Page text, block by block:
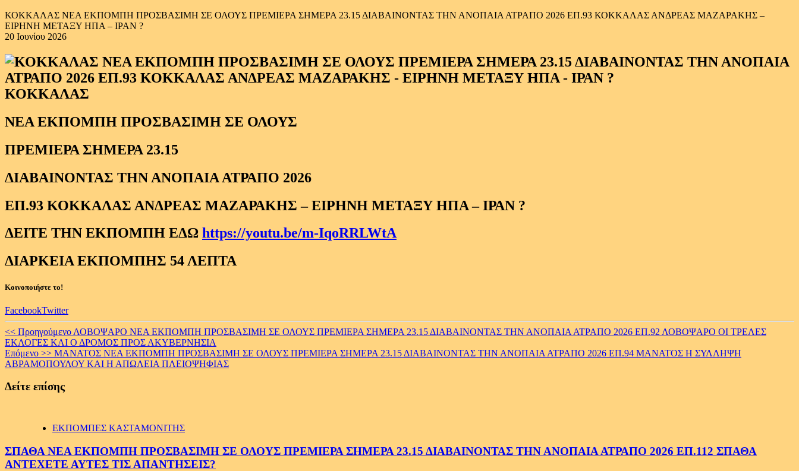
ΚΟΚΚΑΛΑΣ ΝΕΑ ΕΚΠΟΜΠΗ ΠΡΟΣΒΑΣΙΜΗ ΣΕ ΟΛΟΥΣ ΠΡΕΜΙΕΡΑ ΣΗΜΕΡΑ 23.15 ΔΙΑΒΑΙΝΟΝΤΑΣ ΤΗΝ ΑΝΟΠΑΙΑ ΑΤΡΑΠΟ 2026 ΕΠ.93 ΚΟΚΚΑΛΑΣ ΑΝΔΡΕΑΣ ΜΑΖΑΡΑΚΗΣ –
ΕΙΡΗΝΗ ΜΕΤΑΞΥ ΗΠΑ – ΙΡΑΝ ?
20 Ιουνίου 2026
ΚΟΚΚΑΛΑΣ
ΝΕΑ ΕΚΠΟΜΠΗ ΠΡΟΣΒΑΣΙΜΗ ΣΕ ΟΛΟΥΣ
ΠΡΕΜΙΕΡΑ ΣΗΜΕΡΑ 23.15
ΔΙΑΒΑΙΝΟΝΤΑΣ ΤΗΝ ΑΝΟΠΑΙΑ ΑΤΡΑΠΟ 2026
ΕΠ.93 ΚΟΚΚΑΛΑΣ ΑΝΔΡΕΑΣ ΜΑΖΑΡΑΚΗΣ – ΕΙΡΗΝΗ ΜΕΤΑΞΥ ΗΠΑ – ΙΡΑΝ ?
ΔΕΙΤΕ ΤΗΝ ΕΚΠΟΜΠΗ ΕΔΩ https://youtu.be/m-IqoRRLWtA
ΔΙΑΡΚΕΙΑ ΕΚΠΟΜΠΗΣ 54 ΛΕΠΤΑ
Κοινοποιήστε το!
FacebookTwitter
Continue
Reading
<< Προηγούμενο ΛΟΒΟΨΑΡΟ ΝΕΑ ΕΚΠΟΜΠΗ ΠΡΟΣΒΑΣΙΜΗ ΣΕ ΟΛΟΥΣ ΠΡΕΜΙΕΡΑ ΣΗΜΕΡΑ 23.15 ΔΙΑΒΑΙΝΟΝΤΑΣ ΤΗΝ ΑΝΟΠΑΙΑ ΑΤΡΑΠΟ 2026 ΕΠ.92 ΛΟΒΟΨΑΡΟ ΟΙ ΤΡΕΛΕΣ
ΕΚΛΟΓΕΣ ΚΑΙ Ο ΔΡΟΜΟΣ ΠΡΟΣ ΑΚΥΒΕΡΝΗΣΙΑ
Επόμενο >> ΜΑΝΑΤΟΣ ΝΕΑ ΕΚΠΟΜΠΗ ΠΡΟΣΒΑΣΙΜΗ ΣΕ ΟΛΟΥΣ ΠΡΕΜΙΕΡΑ ΣΗΜΕΡΑ 23.15 ΔΙΑΒΑΙΝΟΝΤΑΣ ΤΗΝ ΑΝΟΠΑΙΑ ΑΤΡΑΠΟ 2026 ΕΠ.94 ΜΑΝΑΤΟΣ Η ΣΥΛΛΗΨΗ
ΑΒΡΑΜΟΠΟΥΛΟΥ ΚΑΙ Η ΑΠΩΛΕΙΑ ΠΛΕΙΟΨΗΦΙΑΣ
Δείτε επίσης
ΕΚΠΟΜΠΕΣ ΚΑΣΤΑΜΟΝΙΤΗΣ
ΣΠΑΘΑ ΝΕΑ ΕΚΠΟΜΠΗ ΠΡΟΣΒΑΣΙΜΗ ΣΕ ΟΛΟΥΣ ΠΡΕΜΙΕΡΑ ΣΗΜΕΡΑ 23.15 ΔΙΑΒΑΙΝΟΝΤΑΣ ΤΗΝ ΑΝΟΠΑΙΑ ΑΤΡΑΠΟ 2026 ΕΠ.112 ΣΠΑΘΑ
ΑΝΤΕΧΕΤΕ ΑΥΤΕΣ ΤΙΣ ΑΠΑΝΤΗΣΕΙΣ?